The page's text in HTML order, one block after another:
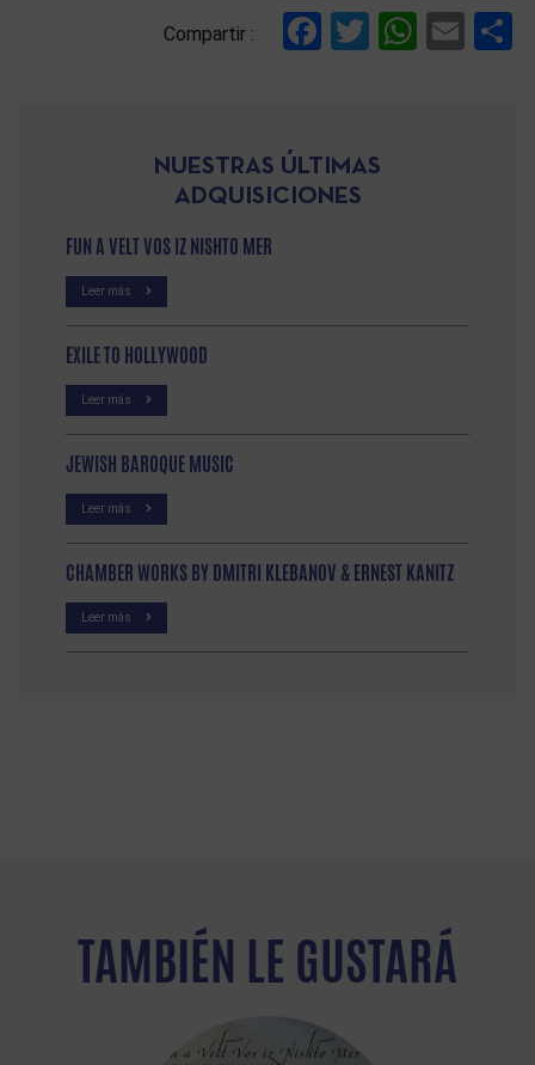
Compartir : Facebook
Twitter
NUESTRAS ÚLTIMAS
ADQUISICIONES
FUN A VELT VOS IZ NISHTO MER
Leer más
EXILE TO HOLLYWOOD
Leer más
JEWISH BAROQUE MUSIC
Leer más
CHAMBER WORKS BY DMITRI KLEBANOV & ERNEST KANITZ
Leer más
TAMBIÉN LE GUSTARÁ